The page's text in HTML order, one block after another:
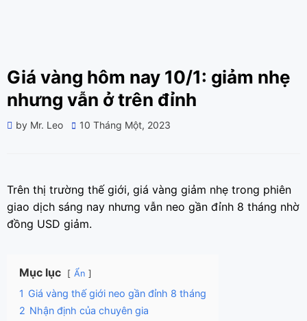
Giá vàng hôm nay 10/1: giảm nhẹ
nhưng vẫn ở trên đỉnh
by Mr. Leo
Posted
10 Tháng Một, 2023
Trên thị trường thế giới, giá vàng giảm nhẹ trong phiên
giao dịch sáng nay nhưng vẫn neo gần đỉnh 8 tháng nhờ
đồng USD giảm.
Mục lục Ẩn
1 Giá vàng thế giới neo gần đỉnh 8 tháng
2 Nhận định của chuyên gia